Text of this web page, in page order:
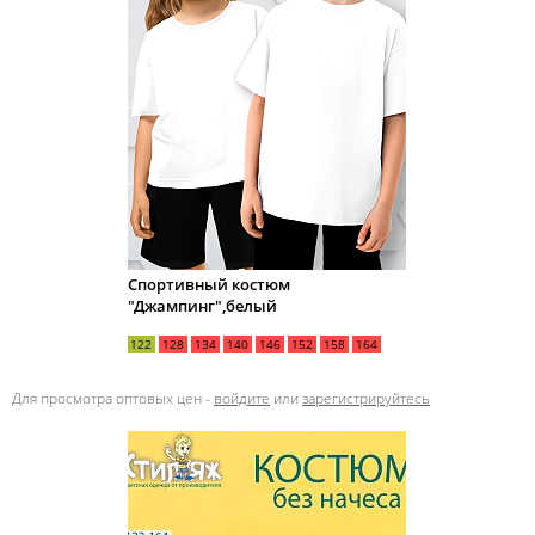
Спортивный костюм
"Джампинг",белый
122 128 134 140 146 152 158 164
Для просмотра оптовых цен - войдите или зарегистрируйтесь